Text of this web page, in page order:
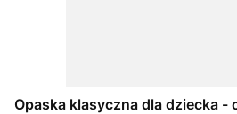
Opaska klasyczna dla dziecka -